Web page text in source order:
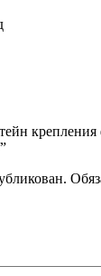
крепления